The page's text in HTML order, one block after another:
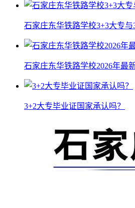
石家庄东华铁路学校3+3大专与
石家庄东华铁路学校2026年最
3+2大专毕业证国家承认吗？